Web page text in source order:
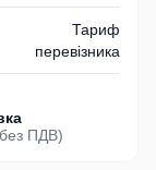
Тариф
перевізника
ПДВ)